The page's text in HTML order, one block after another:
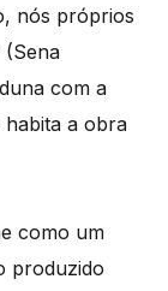
nós próprios
(Sena
com a
habita a obra
como um
produzido